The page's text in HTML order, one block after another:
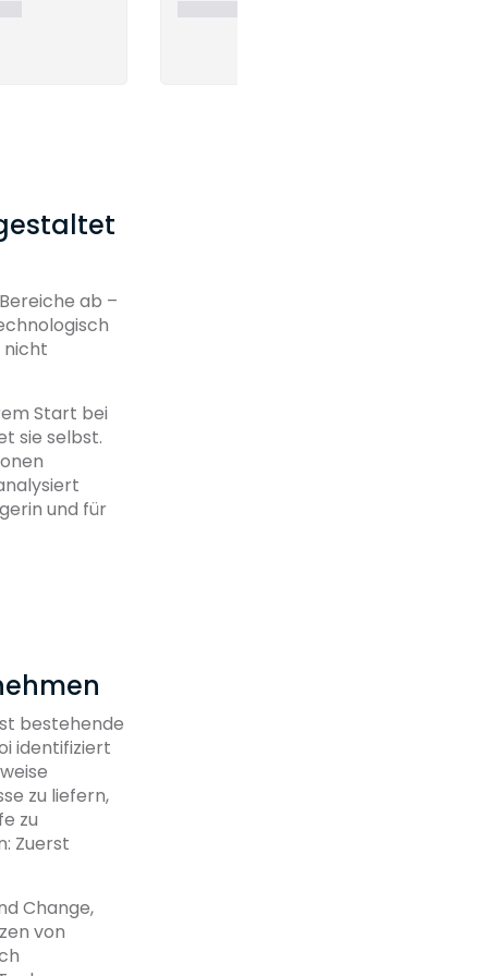
ab –
nicht
Start bei
sie selbst.
und für
bestehende
identifiziert
zu liefern,
zu
Zuerst
Change,
von